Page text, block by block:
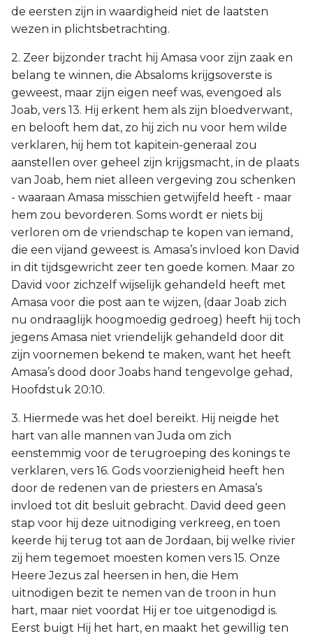
de eersten zijn in waardigheid niet de laatsten
wezen in plichtsbetrachting.
2. Zeer bijzonder tracht hij Amasa voor zijn zaak en
belang te winnen, die Absaloms krijgsoverste is
geweest, maar zijn eigen neef was, evengoed als
Joab, vers 13. Hij erkent hem als zijn bloedverwant,
en belooft hem dat, zo hij zich nu voor hem wilde
verklaren, hij hem tot kapitein-generaal zou
aanstellen over geheel zijn krijgsmacht, in de plaats
van Joab, hem niet alleen vergeving zou schenken
- waaraan Amasa misschien getwijfeld heeft - maar
hem zou bevorderen. Soms wordt er niets bij
verloren om de vriendschap te kopen van iemand,
die een vijand geweest is. Amasa’s invloed kon David
in dit tijdsgewricht zeer ten goede komen. Maar zo
David voor zichzelf wijselijk gehandeld heeft met
Amasa voor die post aan te wijzen, (daar Joab zich
nu ondraaglijk hoogmoedig gedroeg) heeft hij toch
jegens Amasa niet vriendelijk gehandeld door dit
zijn voornemen bekend te maken, want het heeft
Amasa’s dood door Joabs hand tengevolge gehad,
Hoofdstuk 20:10.
3. Hiermede was het doel bereikt. Hij neigde het
hart van alle mannen van Juda om zich
eenstemmig voor de terugroeping des konings te
verklaren, vers 16. Gods voorzienigheid heeft hen
door de redenen van de priesters en Amasa’s
invloed tot dit besluit gebracht. David deed geen
stap voor hij deze uitnodiging verkreeg, en toen
keerde hij terug tot aan de Jordaan, bij welke rivier
zij hem tegemoet moesten komen vers 15. Onze
Heere Jezus zal heersen in hen, die Hem
uitnodigen bezit te nemen van de troon in hun
hart, maar niet voordat Hij er toe uitgenodigd is.
Eerst buigt Hij het hart, en maakt het gewillig ten